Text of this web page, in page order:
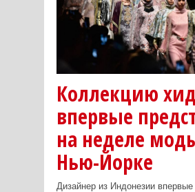
Коллекцию
впервые
на неделе
Нью-Йорке
Дизайнер из Индонезии